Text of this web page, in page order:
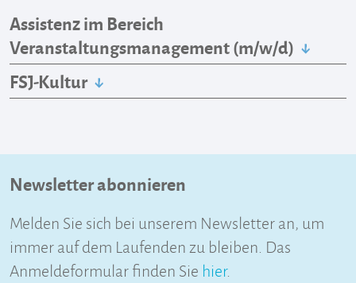
Assistenz im Bereich
Veranstaltungsmanagement (m/w/d)
FSJ-Kultur
Newsletter abonnieren
Melden Sie sich bei unserem Newsletter an, um
immer auf dem Laufenden zu bleiben. Das
Anmeldeformular finden Sie hier.